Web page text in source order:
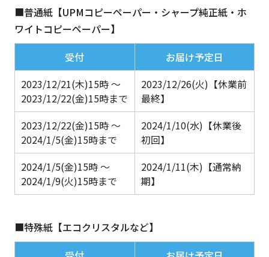
■普通紙【UPMコピーペーパー・シャープ純正紙・ホ
ワイトコピーペーパー】
受付
お届け予定日
2023/12/21(木)15時 ～
2023/12/22(金)15時まで
2023/12/26(火) 【休業前
最終】
2023/12/22(金)15時 ～
2024/1/5(金)15時まで
2024/1/10(水) 【休業後
初回】
2024/1/5(金)15時 ～
2024/1/9(火)15時まで
2024/1/11(木) 【通常納
期】
■特殊紙【エコクリスタルなど】